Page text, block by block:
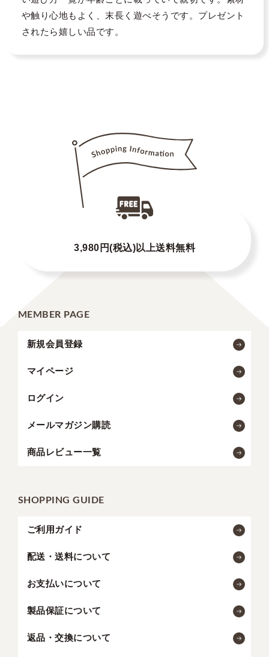
や触り心地もよく、末長く遊べそうです。プレゼント
されたら嬉しい品です。
3,980円(税込)以上送料無料
MEMBER PAGE
新規会員登録
マイページ
ログイン
メールマガジン購読
商品レビュー一覧
SHOPPING GUIDE
ご利用ガイド
配送・送料について
お支払いについて
製品保証について
返品・交換について